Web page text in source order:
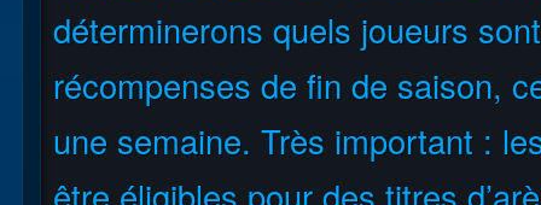
déterminerons quels joueurs
récompenses de fin de saison,
une semaine. Très important :